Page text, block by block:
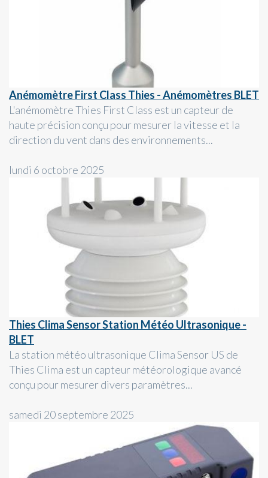
Anémomètre First Class Thies - Anémomètres BLET
L'anémomètre Thies First Class est un capteur de
haute précision conçu pour mesurer la vitesse et la
direction du vent dans des environnements...
lundi 6 octobre 2025
Thies Clima Sensor Station Météo Ultrasonique -
BLET
La station météo ultrasonique Clima Sensor US de
Thies Clima est un capteur météorologique avancé
conçu pour mesurer divers paramètres...
samedi 20 septembre 2025